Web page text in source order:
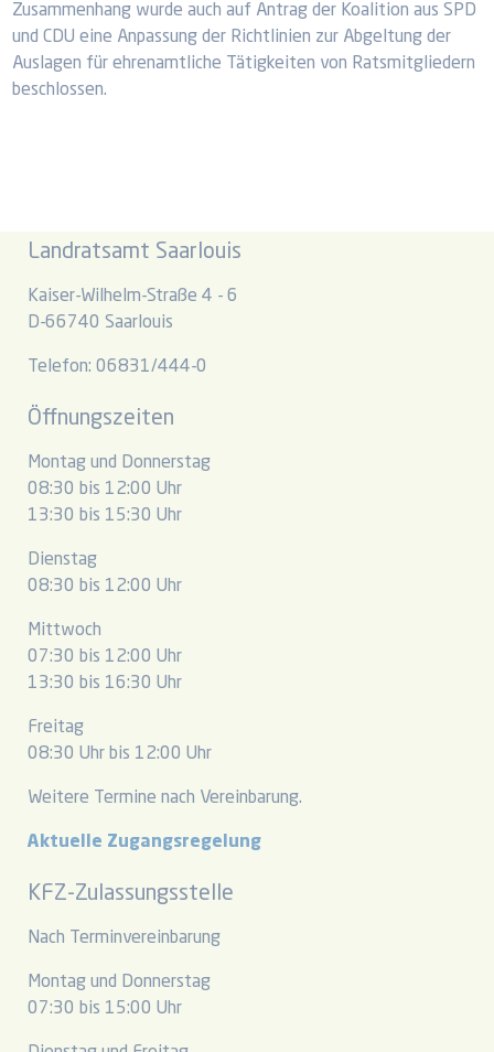
Zusammenhang wurde auch auf Antrag der Koalition aus SPD
und CDU eine Anpassung der Richtlinien zur Abgeltung der
Auslagen für ehrenamtliche Tätigkeiten von Ratsmitgliedern
beschlossen.
Landratsamt Saarlouis
Kaiser-Wilhelm-Straße 4 - 6
D-66740 Saarlouis
Telefon: 06831/444-0
Öffnungszeiten
Montag und Donnerstag
08:30 bis 12:00 Uhr
13:30 bis 15:30 Uhr
Dienstag
08:30 bis 12:00 Uhr
Mittwoch
07:30 bis 12:00 Uhr
13:30 bis 16:30 Uhr
Freitag
08:30 Uhr bis 12:00 Uhr
Weitere Termine nach Vereinbarung.
Aktuelle Zugangsregelung
KFZ-Zulassungsstelle
Nach Terminvereinbarung
Montag und Donnerstag
07:30 bis 15:00 Uhr